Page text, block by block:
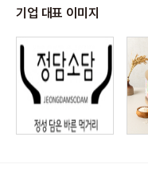
기업 대표 이미지